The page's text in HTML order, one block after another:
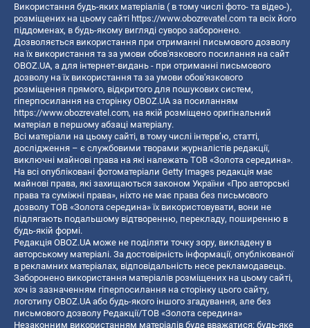
Використання будь-яких матеріалів ( в тому числі фото- та відео-),
розміщених на цьому сайті https://www.obozrevatel.com та всіх його
піддоменах, в будь-якому вигляді суворо заборонено.
Дозволяється використання при отриманні письмового дозволу
на їх використання та за умови обов'язкового посилання на сайт
OBOZ.UA, а для інтернет-видань - при отриманні письмового
дозволу на їх використання та за умови обов'язкового
розміщення прямого, відкритого для пошукових систем,
гіперпосилання на сторінку OBOZ.UA за посиланням
https://www.obozrevatel.com, на якій розміщено оригінальний
матеріал в першому абзаці матеріалу.
Всі матеріали на цьому сайті, в тому числі інтерв’ю, статті,
дослідження – є службовими творами журналістів редакції,
виключні майнові права на які належать ТОВ «Золота середина».
На всі опубліковані фотоматеріали Getty Images редакція має
майнові права, які захищаються законом України «Про авторські
права та суміжні права», ніхто не має права без письмового
дозволу ТОВ «Золота середина» їх використовувати, вони не
підлягають подальшому відтворенню, перекладу, поширенню в
будь-якій формі.
Редакція OBOZ.UA може не поділяти точку зору, викладену в
авторському матеріалі. За достовірність інформації, опублікованої
в рекламних матеріалах, відповідальність несе рекламодавець.
Заборонено використання матеріалів розміщених на цьому сайті,
хоч із зазначенням гіперпосилання на сторінку цього сайту,
логотипу OBOZ.UA або будь-якого іншого згадування, але без
письмового дозволу Редакції/ТОВ «Золота середина»
Незаконним використанням матеріалів буде вважатися: будь-яке